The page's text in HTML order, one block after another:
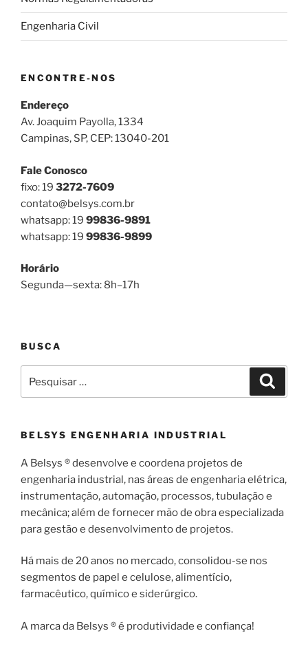
Engenharia Civil
ENCONTRE-NOS
Endereço
Av. Joaquim Payolla, 1334
Campinas, SP, CEP: 13040-201
Fale Conosco
fixo: 19 3272-7609
contato@belsys.com.br
whatsapp: 19 99836-9891
whatsapp: 19 99836-9899
Horário
Segunda—sexta: 8h–17h
BUSCA
por:
BELSYS ENGENHARIA INDUSTRIAL
A Belsys ® desenvolve e coordena projetos de
engenharia industrial, nas áreas de engenharia elétrica,
instrumentação, automação, processos, tubulação e
mecânica; além de fornecer mão de obra especializada
para gestão e desenvolvimento de projetos.
Há mais de 20 anos no mercado, consolidou-se nos
segmentos de papel e celulose, alimentício,
farmacêutico, químico e siderúrgico.
A marca da Belsys ® é produtividade e confiança!